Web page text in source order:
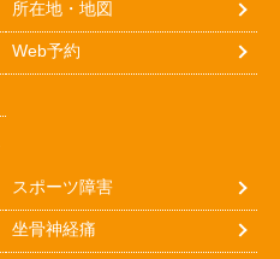
所在地・地図
Web予約
スポーツ障害
坐骨神経痛